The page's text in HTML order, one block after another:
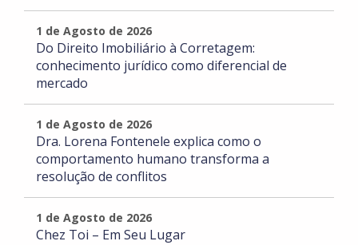
1 de Agosto de 2026
Do Direito Imobiliário à Corretagem:
conhecimento jurídico como diferencial de
mercado
1 de Agosto de 2026
Dra. Lorena Fontenele explica como o
comportamento humano transforma a
resolução de conflitos
1 de Agosto de 2026
Chez Toi – Em Seu Lugar